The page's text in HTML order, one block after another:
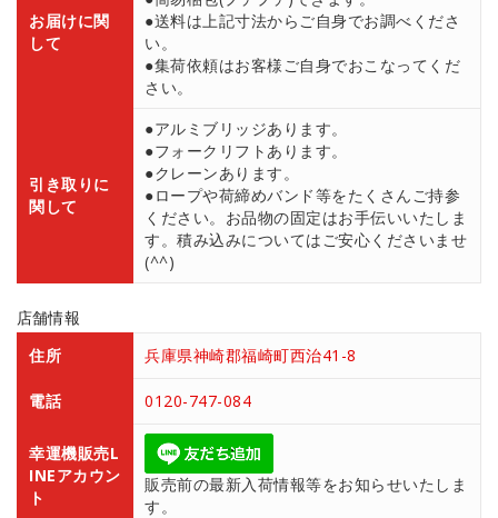
お届けに関
して
●送料は上記寸法からご自身でお調べくださ
い。
●集荷依頼はお客様ご自身でおこなってくだ
さい。
引き取りに
関して
●アルミブリッジあります。
●フォークリフトあります。
●クレーンあります。
●ロープや荷締めバンド等をたくさんご持参
ください。お品物の固定はお手伝いいたしま
す。積み込みについてはご安心くださいませ
(^^)
店舗情報
住所
兵庫県神崎郡福崎町西治41-8
電話 0120-747-084
幸運機販売L
INEアカウン
ト
販売前の最新入荷情報等をお知らせいたしま
す。